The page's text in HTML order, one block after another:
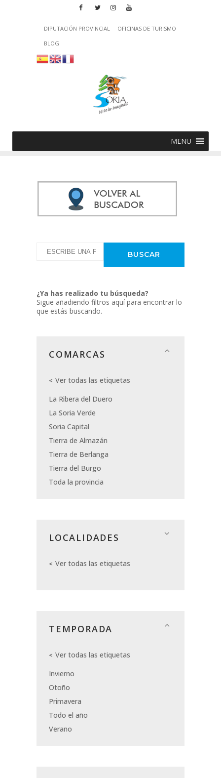
DIPUTACIÓN PROVINCIAL
OFICINAS DE TURISMO
BLOG
MENU
¿Ya has realizado tu búsqueda?
Sigue añadiendo filtros aquí para encontrar lo
que estás buscando.
COMARCAS
Ver todas las etiquetas
La Ribera del Duero
La Soria Verde
Soria Capital
Tierra de Almazán
Tierra de Berlanga
Tierra del Burgo
Toda la provincia
LOCALIDADES
Ver todas las etiquetas
TEMPORADA
Ver todas las etiquetas
Invierno
Otoño
Primavera
Todo el año
Verano